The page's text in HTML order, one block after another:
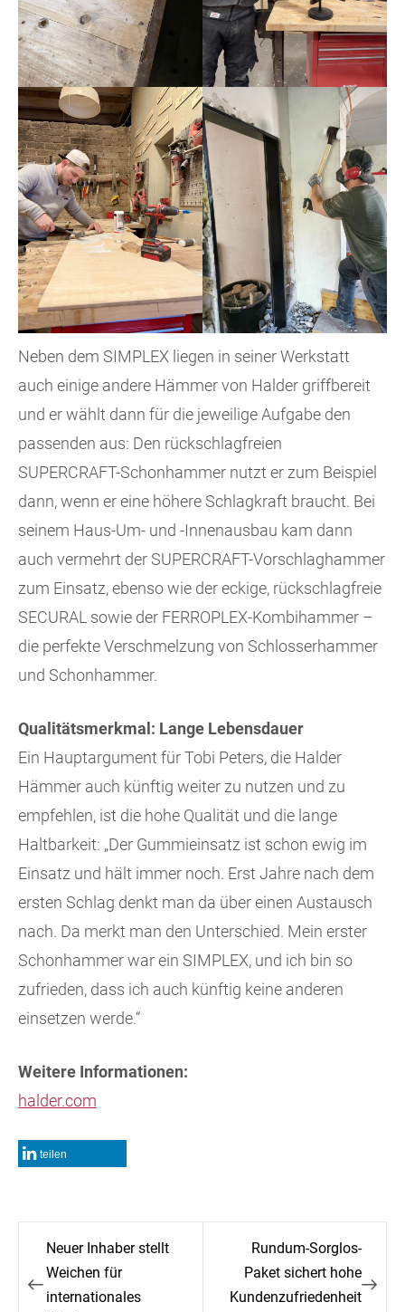
Neben dem SIMPLEX liegen in seiner Werkstatt
auch einige andere Hämmer von Halder griffbereit
und er wählt dann für die jeweilige Aufgabe den
passenden aus: Den rückschlagfreien
SUPERCRAFT-Schonhammer nutzt er zum Beispiel
dann, wenn er eine höhere Schlagkraft braucht. Bei
seinem Haus-Um- und -Innenausbau kam dann
auch vermehrt der SUPERCRAFT-Vorschlaghammer
zum Einsatz, ebenso wie der eckige, rückschlagfreie
SECURAL sowie der FERROPLEX-Kombihammer –
die perfekte Verschmelzung von Schlosserhammer
und Schonhammer.
Qualitätsmerkmal: Lange Lebensdauer
Ein Hauptargument für Tobi Peters, die Halder
Hämmer auch künftig weiter zu nutzen und zu
empfehlen, ist die hohe Qualität und die lange
Haltbarkeit: „Der Gummieinsatz ist schon ewig im
Einsatz und hält immer noch. Erst Jahre nach dem
ersten Schlag denkt man da über einen Austausch
nach. Da merkt man den Unterschied. Mein erster
Schonhammer war ein SIMPLEX, und ich bin so
zufrieden, dass ich auch künftig keine anderen
einsetzen werde.“
Weitere Informationen:
halder.com
teilen
Beitragsnavigation
Neuer Inhaber stellt
Weichen für
internationales
Rundum-Sorglos-
Paket sichert hohe
Kundenzufriedenheit